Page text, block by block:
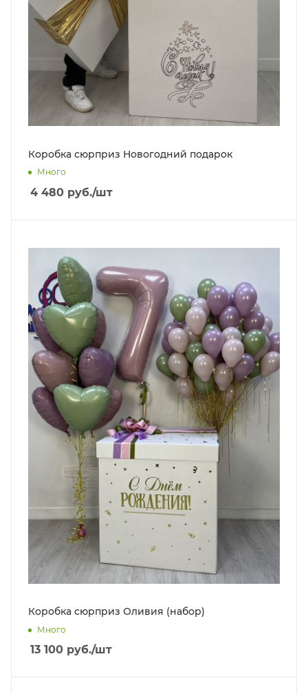
Коробка сюрприз Новогодний подарок
Много
4 480 руб./шт
Коробка сюрприз Оливия (набор)
Много
13 100 руб./шт